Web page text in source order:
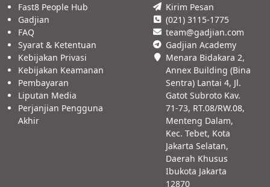
Fast8 People Hub
Gadjian
FAQ
Syarat & Ketentuan
Kebijakan Privasi
Kebijakan Keamanan
Pembayaran
Liputan Media
Perjanjian Pengguna
Akhir
Kirim Pesan
(021) 3115-1775
team@gadjian.com
Gadjian Academy
Menara Bidakara 2,
Annex Building (Bina
Sentra) Lantai 4, Jl.
Gatot Subroto Kav.
71-73, RT.08/RW.08,
Menteng Dalam,
Kec. Tebet, Kota
Jakarta Selatan,
Daerah Khusus
Ibukota Jakarta
12870